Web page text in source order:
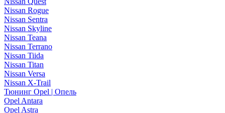
Nissan Rogue
Nissan Sentra
Nissan Skyline
Nissan Teana
Nissan Terrano
Nissan Tiida
Nissan Titan
Nissan Versa
Nissan X-Trail
Тюнинг Opel | Опель
Opel Antara
Opel Astra